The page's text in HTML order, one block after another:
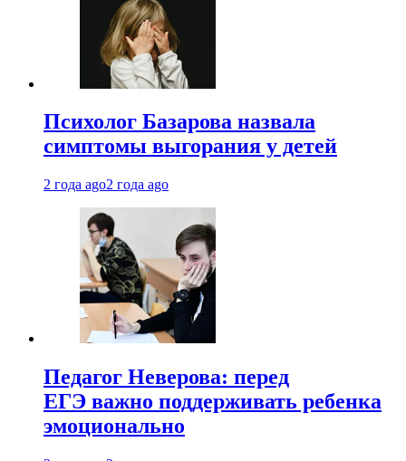
Психолог Базарова назвала
симптомы выгорания у детей
2 года ago2 года ago
Педагог Неверова: перед
ЕГЭ важно поддерживать ребенка
эмоционально